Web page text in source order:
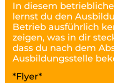
In diesem
lernst du den Aus
Betrieb ausführlich
zeigen, was in dir
dass du nach dem
Ausbildungsstelle
*Flyer*